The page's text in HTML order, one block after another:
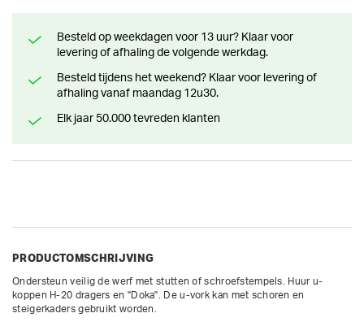
Besteld op weekdagen voor 13 uur? Klaar voor
levering of afhaling de volgende werkdag.
Besteld tijdens het weekend? Klaar voor levering of
afhaling vanaf maandag 12u30.
Elk jaar 50.000 tevreden klanten
PRODUCTOMSCHRIJVING
Ondersteun veilig de werf met stutten of schroefstempels. Huur u-
koppen H-20 dragers en "Doka". De u-vork kan met schoren en
steigerkaders gebruikt worden.